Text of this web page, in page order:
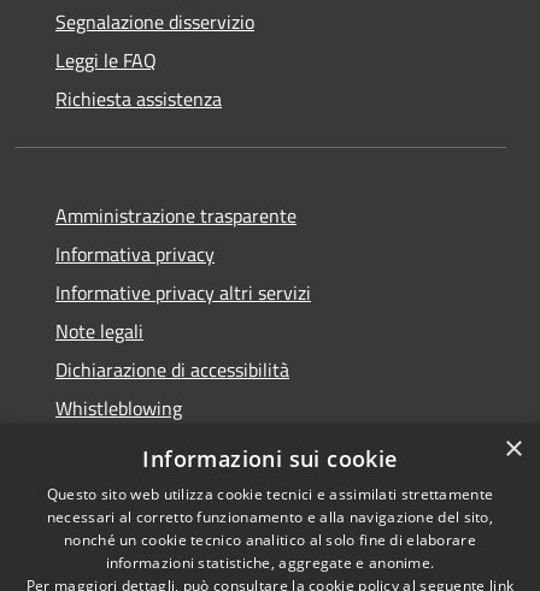
Segnalazione disservizio
Leggi le FAQ
Richiesta assistenza
Amministrazione trasparente
Informativa privacy
Informative privacy altri servizi
Note legali
Dichiarazione di accessibilità
Whistleblowing
RSS
Accessibilità
Copyright © 2026 • Comune di
Bussolengo • Powered by
×
Informazioni sui cookie
Questo sito web utilizza cookie tecnici e assimilati strettamente
necessari al corretto funzionamento e alla navigazione del sito,
nonché un cookie tecnico analitico al solo fine di elaborare
informazioni statistiche, aggregate e anonime.
Per maggiori dettagli, può consultare la cookie policy al seguente link